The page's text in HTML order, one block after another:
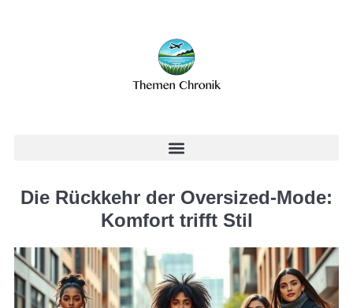
Die Rückkehr der Oversized-Mode:
Komfort trifft Stil